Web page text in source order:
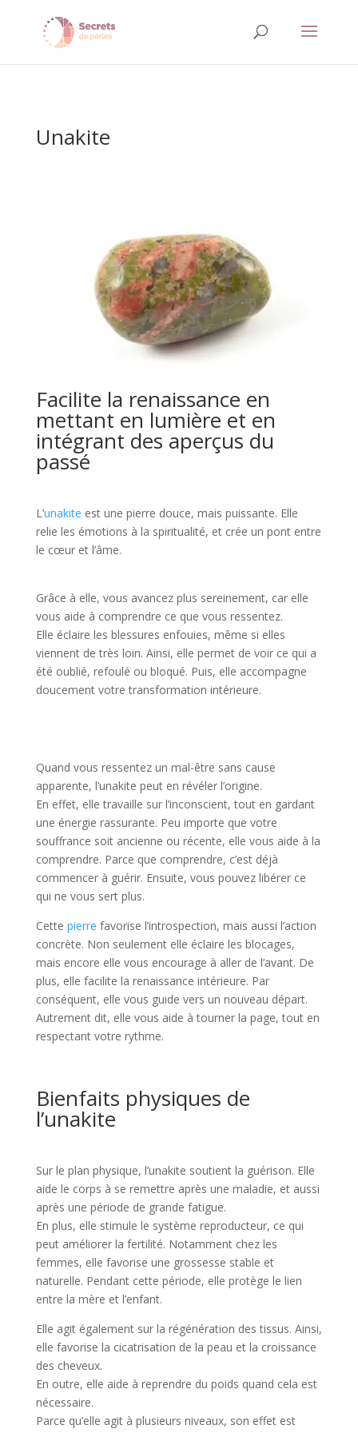
Unakite
Facilite la renaissance en
mettant en lumière et en
intégrant des aperçus du
passé
L’unakite est une pierre douce, mais puissante. Elle
relie les émotions à la spiritualité, et crée un pont entre
le cœur et l’âme.
Grâce à elle, vous avancez plus sereinement, car elle
vous aide à comprendre ce que vous ressentez.
Elle éclaire les blessures enfouies, même si elles
viennent de très loin. Ainsi, elle permet de voir ce qui a
été oublié, refoulé ou bloqué. Puis, elle accompagne
doucement votre transformation intérieure.
Quand vous ressentez un mal-être sans cause
apparente, l’unakite peut en révéler l’origine.
En effet, elle travaille sur l’inconscient, tout en gardant
une énergie rassurante. Peu importe que votre
souffrance soit ancienne ou récente, elle vous aide à la
comprendre. Parce que comprendre, c’est déjà
commencer à guérir. Ensuite, vous pouvez libérer ce
qui ne vous sert plus.
Cette pierre favorise l’introspection, mais aussi l’action
concrète. Non seulement elle éclaire les blocages,
mais encore elle vous encourage à aller de l’avant. De
plus, elle facilite la renaissance intérieure. Par
conséquent, elle vous guide vers un nouveau départ.
Autrement dit, elle vous aide à tourner la page, tout en
respectant votre rythme.
Bienfaits physiques de
l’unakite
Sur le plan physique, l’unakite soutient la guérison. Elle
aide le corps à se remettre après une maladie, et aussi
après une période de grande fatigue.
En plus, elle stimule le système reproducteur, ce qui
peut améliorer la fertilité. Notamment chez les
femmes, elle favorise une grossesse stable et
naturelle. Pendant cette période, elle protège le lien
entre la mère et l’enfant.
Elle agit également sur la régénération des tissus. Ainsi,
elle favorise la cicatrisation de la peau et la croissance
des cheveux.
En outre, elle aide à reprendre du poids quand cela est
nécessaire.
Parce qu’elle agit à plusieurs niveaux, son effet est